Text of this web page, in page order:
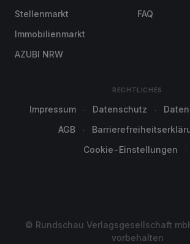
Stellenmarkt
Immobilienmarkt
AZUBI NRW
FAQ
RECHTLICHES
Impressum Datenschutz
AGB
Cookie-Einstellungen
© Rundschau Verlagsgesellschaft
vorbehalten